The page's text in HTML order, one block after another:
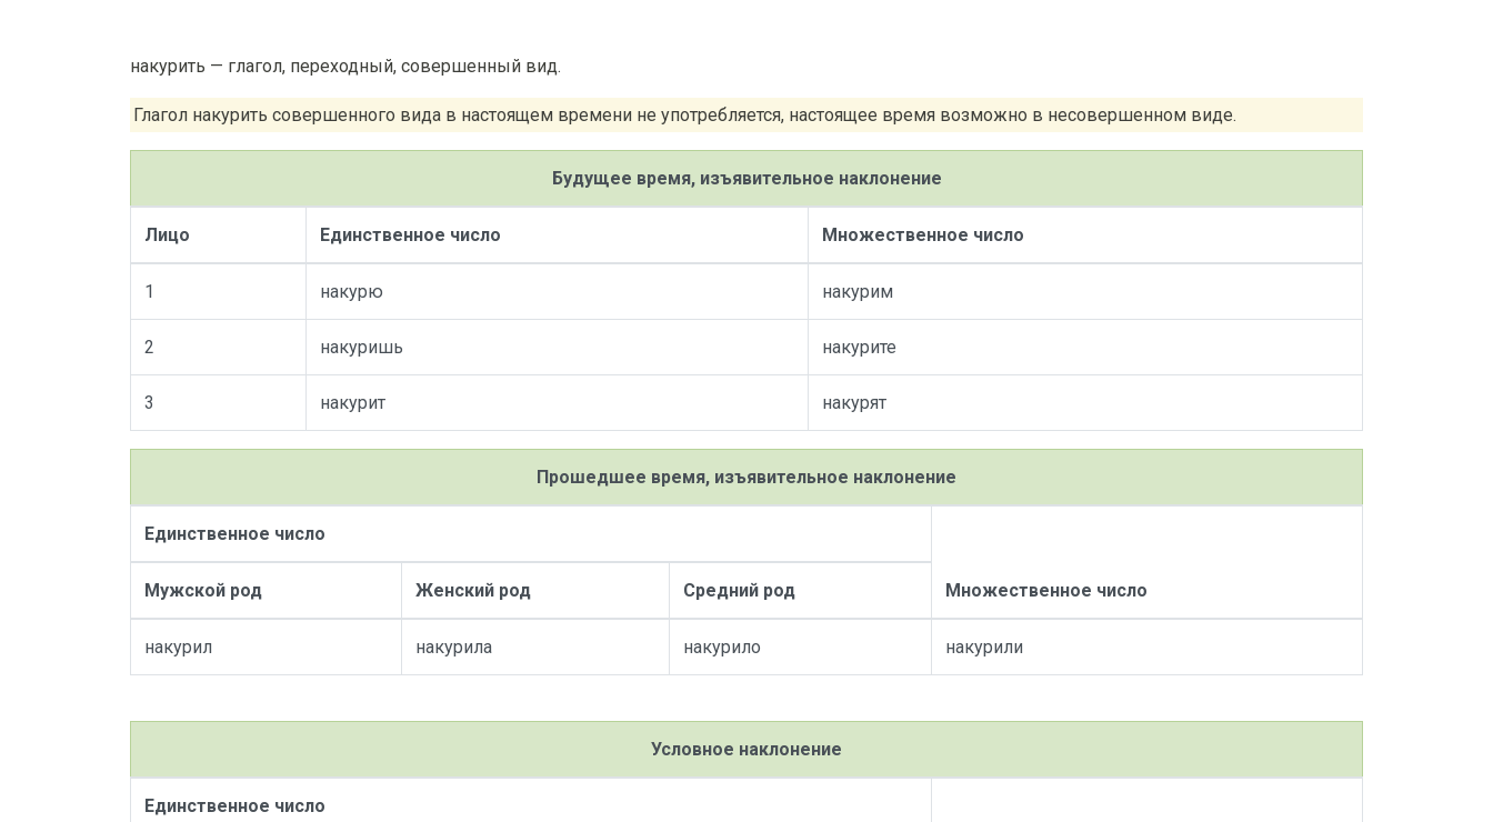
накурить — глагол, переходный, совершенный вид.
Глагол накурить совершенного вида в настоящем времени не употребляется, настоящее время возможно в несовершенном виде.
Будущее время, изъявительное наклонение
Лицо Единственное число Множественное число
1 накурю накурим
2 накуришь накурите
3 накурит накурят
Прошедшее время, изъявительное наклонение
Единственное число
Множественное число
Мужской род Женский род Средний род
накурил накурила накурило накурили
Условное наклонение
Единственное число